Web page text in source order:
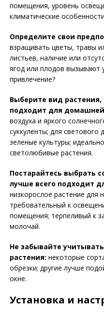
помещения, уровень
климатические
Определите свои
взращивать цветы, травы
листьев, наличие или
ягод или плодов вызывают
привлечение?
Выберите вид
подходит для
воздуха и яркого
суккуленты; для светового
зеленые культуры;
светолюбивые растения.
Постарайтесь выбрать
лучше всего подходит
низкорослое растение
требовательный к
помещения; терпеливый к
молочай.
Не забывайте
растения: некоторые
обрезки; другие лучше
окне.
Установка и